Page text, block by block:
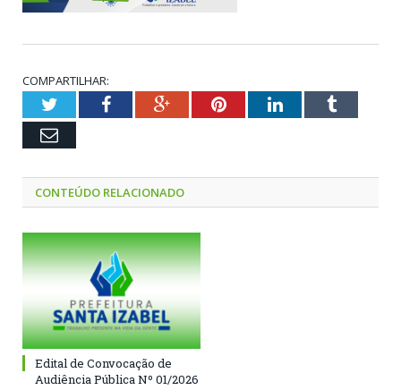
COMPARTILHAR:
TwitterFacebookGoogle+PinterestLinkedInTumblr
Email
CONTEÚDO RELACIONADO
Edital de Convocação de
Audiência Pública Nº 01/2026